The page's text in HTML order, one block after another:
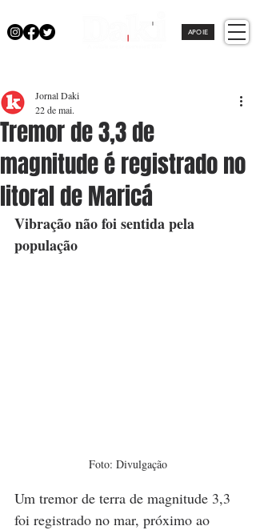
APOIE
Tremor de 3,3 de
magnitude é registrado no
litoral de Maricá
Jornal Daki
22 de mai.
Vibração não foi sentida pela
população
Foto: Divulgação
Um tremor de terra de magnitude 3,3
foi registrado no mar, próximo ao